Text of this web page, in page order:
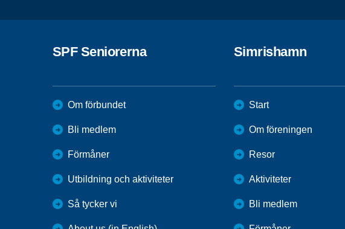
SPF Seniorerna
Om förbundet
Bli medlem
Förmåner
Utbildning och aktiviteter
Så tycker vi
Simrishamn
Start
Om föreningen
Resor
Aktiviteter
Bli medlem